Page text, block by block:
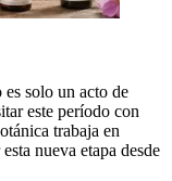
solo un acto de
este período con
trabaja en
nueva etapa desde